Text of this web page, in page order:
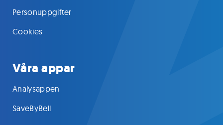
Personuppgifter
Cookies
Våra appar
Analysappen
SaveByBell